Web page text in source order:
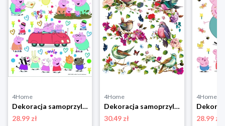
4Home
Dekoracja samoprzylepna Peppa Pig Car, 30 x 30 cm 4-Home
28.99 zł
4Home
Dekoracja samoprzylepna Birds, 30 x 30 cm 4-Home
30.49 zł
4Home
28.99 zł